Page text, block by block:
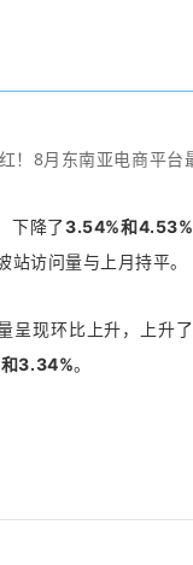
下降了3.54%和4.53%
站访问量与上月持平。
呈现环比上升，上升了
3.34%。